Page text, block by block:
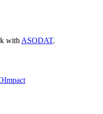
with ASODAT.
Impact